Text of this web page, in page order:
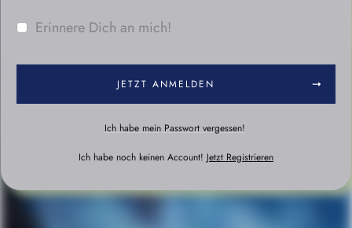
Erinnere Dich an mich!
JETZT ANMELDEN
Ich habe mein Passwort vergessen!
Ich habe noch keinen Account! Jetzt Registrieren